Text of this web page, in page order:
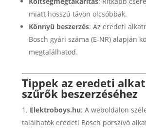
miatt hosszú távon olcsóbbak.
Könnyű beszerzés: Az eredeti
Bosch gyári száma (E-NR) alapján
megtalálhatod.
Tippek az eredeti
szűrők beszerzéséhez
Elektroboys.hu: A weboldalon
találhatók eredeti Bosch porszívó